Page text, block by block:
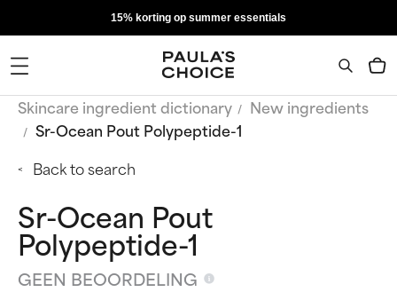
15% korting op summer essentials
Skincare ingredient dictionary
New ingredients
Sr-Ocean Pout Polypeptide-1
Back to search
Sr-Ocean Pout
Polypeptide-1
GEEN BEOORDELING